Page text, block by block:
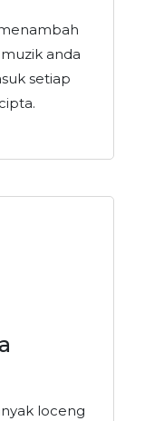
anda
setiap
loceng